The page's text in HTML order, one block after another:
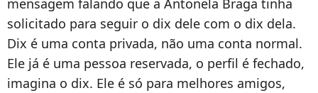
mensagem falando que a Antonela Braga tinha
solicitado para seguir o dix dele com o dix dela.
Dix é uma conta privada, não uma conta normal.
Ele já é uma pessoa reservada, o perfil é fechado,
imagina o dix. Ele é só para melhores amigos,